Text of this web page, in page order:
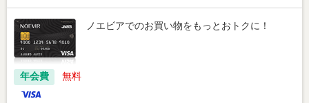
ノエビアでのお買い物をもっとおトクに！
年会費 無料